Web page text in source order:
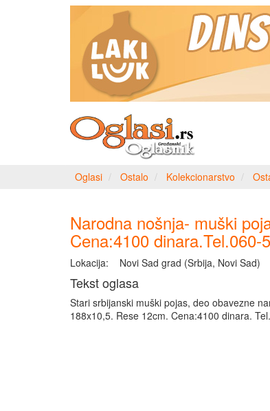
Oglasi Ostalo Kolekcionarstvo
Narodna nošnja- muški
Cena:4100 dinara.Tel.060-
Lokacija: Novi Sad grad (Srbija, Novi Sad)
Tekst oglasa
Stari srbijanski muški pojas, deo obavezne
188x10,5. Rese 12cm. Cena:4100 dinara.